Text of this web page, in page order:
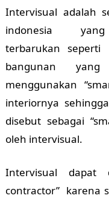
Intervisual adalah
indonesia
terbarukan
bangunan
menggunakan
interiornya
disebut sebagai
oleh intervisual.
Intervisual dapat
contractor” karena